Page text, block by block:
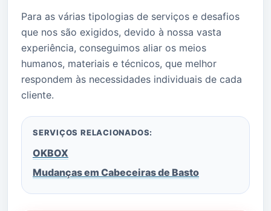
Para as várias tipologias de serviços e desafios
que nos são exigidos, devido à nossa vasta
experiência, conseguimos aliar os meios
humanos, materiais e técnicos, que melhor
respondem às necessidades individuais de cada
cliente.
SERVIÇOS RELACIONADOS:
OKBOX
Mudanças em Cabeceiras de Basto